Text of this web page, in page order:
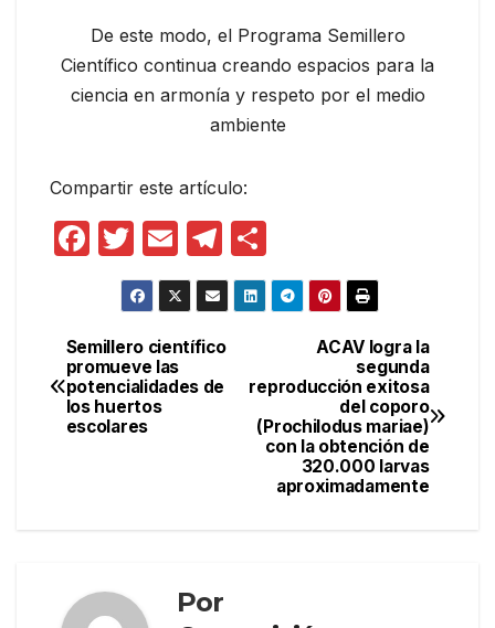
De este modo, el Programa Semillero
Científico continua creando espacios para la
ciencia en armonía y respeto por el medio
ambiente
Compartir este artículo:
F
e
b
o
T
w
itt
er
E
m
ail
T
el
e
gr
a
o
m
ar
tir
Navegación
de
ACAV logra la
segunda
reproducción exitosa
del coporo
(Prochilodus mariae)
con la obtención de
320.000 larvas
aproximadamente
Semillero científico
promueve las
potencialidades de
los huertos
escolares
Por